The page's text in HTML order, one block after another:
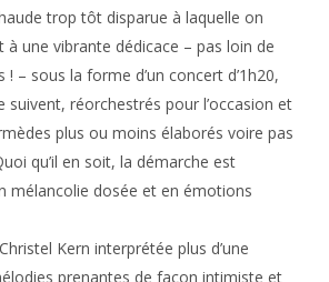
trop tôt disparue à laquelle on
à une vibrante dédicace – pas loin de
! – sous la forme d’un concert d’1h20,
suivent, réorchestrés pour l’occasion et
plus ou moins élaborés voire pas
qu’il en soit, la démarche est
mélancolie dosée et en émotions
Kern interprétée plus d’une
prenantes de façon intimiste et